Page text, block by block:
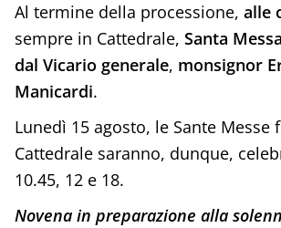
Al termine della processione, alle
sempre in Cattedrale, Santa
dal Vicario generale, monsignor
Manicardi.
Lunedì 15 agosto, le Sante Messe
Cattedrale saranno, dunque,
10.45, 12 e 18.
Novena in preparazione alla